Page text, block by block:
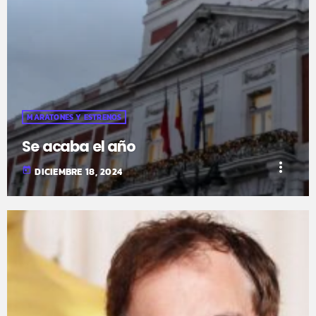
MARATONES Y ESTRENOS
Se acaba el año
today DICIEMBRE 18, 2024 more_vert
00:00:00 - Inicio